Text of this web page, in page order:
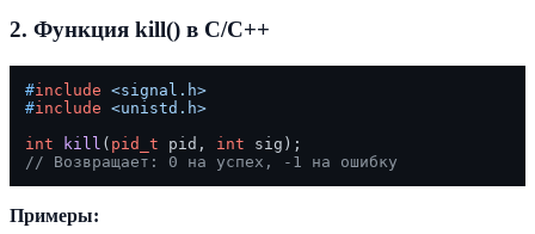
2. Функция kill() в C/C++
#include <signal.h>
#include <unistd.h>
int
kill ( pid_t pid, int sig)
// Возвращает: 0 на успех, -1 на ошибку
Примеры: